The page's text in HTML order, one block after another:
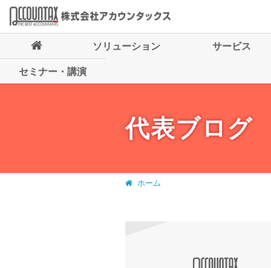
ソリューション サービス
セミナー・講演
代表ブログ
ホーム